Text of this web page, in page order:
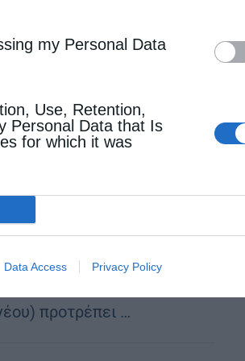
my Personal Data
Use, Retention,
Personal Data that Is
for which it was
Data Access Privacy Policy
και Πάσης Ελλάδος
…
σχετικά με την
από την νεολαία
προτρέπει …